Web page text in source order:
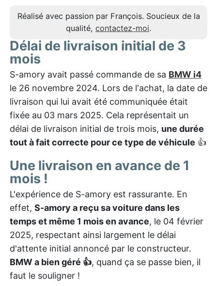
Réalisé avec passion par François. Soucieux de la
qualité, contactez-moi.
Délai de livraison initial de 3
mois
S-amory avait passé commande de sa BMW i4
le 26 novembre 2024. Lors de l'achat, la date de
livraison qui lui avait été communiquée était
fixée au 03 mars 2025. Cela représentait un
délai de livraison initial de trois mois, une durée
tout à fait correcte pour ce type de véhicule 👍
Une livraison en avance de 1
mois !
L'expérience de S-amory est rassurante. En
effet, S-amory a reçu sa voiture dans les
temps et même 1 mois en avance, le 04 février
2025, respectant ainsi largement le délai
d'attente initial annoncé par le constructeur.
BMW a bien géré 👍, quand ça se passe bien, il
faut le souligner !